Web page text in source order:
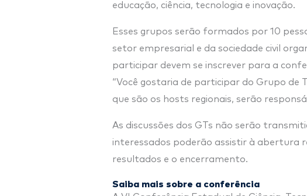
educação, ciência, tecnologia e inovação.
Esses grupos serão formados por 10
setor empresarial e da sociedade civil
participar devem se inscrever para a
“Você gostaria de participar do Grupo de
que são os hosts regionais, serão
As discussões dos GTs não serão
interessados poderão assistir à abertura
resultados e o encerramento.
Saiba mais sobre a conferência